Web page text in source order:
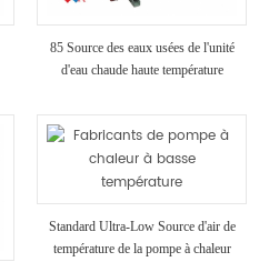
85 Source des eaux usées de l'unité
d'eau chaude haute température
Standard Ultra-Low Source d'air de
température de la pompe à chaleur